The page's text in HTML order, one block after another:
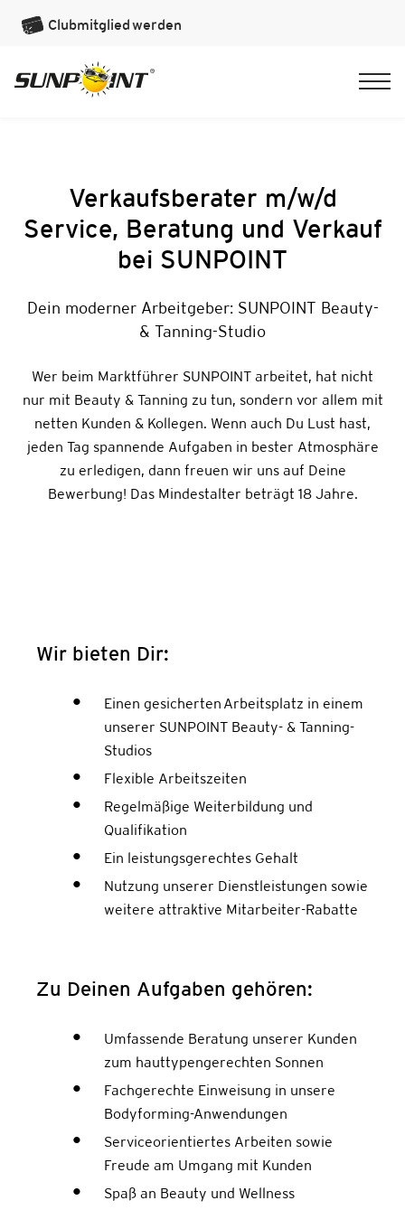
Clubmitgliedwerden
Verkaufsberater m/w/d
Service, Beratung und Verkauf
bei SUNPOINT
Dein moderner Arbeitgeber: SUNPOINT Beauty-
& Tanning-Studio
Wer beim Marktführer SUNPOINT arbeitet, hat nicht
nur mit Beauty & Tanning zu tun, sondern vor allem mit
netten Kunden & Kollegen. Wenn auch Du Lust hast,
jeden Tag spannende Aufgaben in bester Atmosphäre
zu erledigen, dann freuen wir uns auf Deine
Bewerbung! Das Mindestalter beträgt 18 Jahre.
Wir bieten Dir:
Einen gesicherten Arbeitsplatz in einem
unserer SUNPOINT Beauty- & Tanning-
Studios
Flexible Arbeitszeiten
Regelmäßige Weiterbildung und
Qualifikation
Ein leistungsgerechtes Gehalt
Nutzung unserer Dienstleistungen sowie
weitere attraktive Mitarbeiter-Rabatte
Zu Deinen Aufgaben gehören:
Umfassende Beratung unserer Kunden
zum hauttypengerechten Sonnen
Fachgerechte Einweisung in unsere
Bodyforming-Anwendungen
Serviceorientiertes Arbeiten sowie
Freude am Umgang mit Kunden
Spaß an Beauty und Wellness